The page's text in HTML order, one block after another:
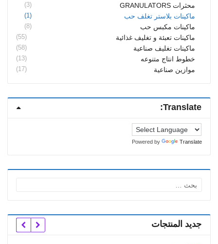
محثرات GRANULATORS (3)
ماكينات بلاستر تغلف حب (1)
ماكينات مكبس حب (8)
ماكينات تعبئة و تغليف غذائية (55)
ماكينات تغليف صناعية (58)
خطوط انتاج متنوعه (13)
موازين صناعية (17)
Translate:
Powered by Translate
البحث
جديد المنتجات